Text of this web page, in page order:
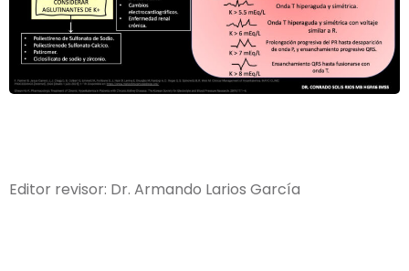
Editor revisor: Dr. Armando Larios García